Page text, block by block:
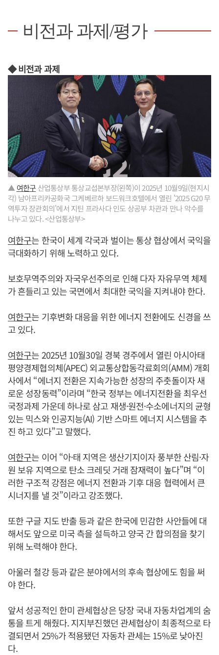
비전과 과제/평가
◆ 비전과 과제
▲ 여한구 산업통상부 통상교섭본부장(왼쪽)이 2025년 10월9일(현지시
각) 남아프리카공화국 그케베르하 보드워크호텔에서 열린 '2025 G20 무
역투자 장관회의'에서 지틴 프라사다 인도 상공부 차관과 만나 악수를
나누고 있다. <산업통상부>
여한구는 한국이 세계 각국과 벌이는 통상 협상에서 국익을
극대화하기 위해 노력하고 있다.
보호무역주의와 자국우선주의로 인해 다자 자유무역 체제
가 흔들리고 있는 국면에서 최대한 국익을 지켜내야 한다.
여한구는 기후변화 대응을 위한 에너지 전환에도 신경을 쓰
고 있다.
여한구는 2025년 10월30일 경북 경주에서 열린 아시아태
평양경제협의체(APEC) 외교통상합동각료회의(AMM) 개회
사에서 “에너지 전환은 지속가능한 성장의 주춧돌이자 새
로운 성장동력”이라며 “한국 정부는 에너지전환을 최우선
국정과제 가운데 하나로 삼고 재생·원전·수소에너지의 균형
있는 믹스와 인공지능(AI) 기반 스마트 에너지 시스템을 추
진 하고 있다”고 말했다.
여한구는 이어 “아·태 지역은 생산기지이자 풍부한 산림·자
원 보유 지역으로 탄소 크레딧 거래 잠재력이 높다”며 “이
러한 구조적 강점은 에너지 전환과 기후 대응 협력에서 큰
시너지를 낼 것”이라고 강조했다.
또한 구글 지도 반출 등과 같은 한국에 민감한 사안들에 대
해서도 앞으로 미국 측을 설득하고 양국 간 합의점을 찾기
위해 노력해야 한다.
아울러 철강 등과 같은 분야에서의 후속 협상에도 힘을 써
야 한다.
앞서 성공적인 한미 관세협상은 당장 국내 자동차업계의 숨
통을 트게 해줬다. 지지부진했던 관세협상이 최종적으로 타
결되면서 25%가 적용됐던 자동차 관세는 15%로 낮아진
다.